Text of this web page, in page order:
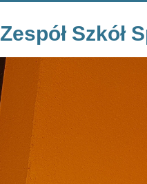
Zespół Szkół